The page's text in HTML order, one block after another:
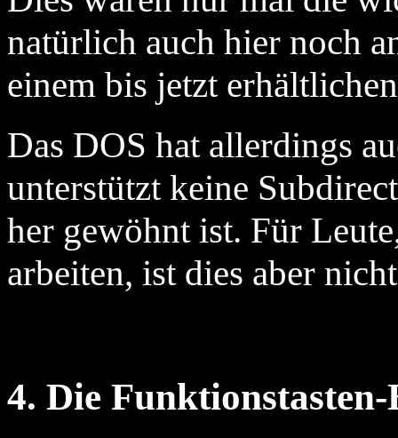
natürlich auch hier noch
einem bis jetzt
Das DOS hat allerdings
unterstützt keine
her gewöhnt ist. Für
arbeiten, ist dies aber
4. Die Funktionstasten-